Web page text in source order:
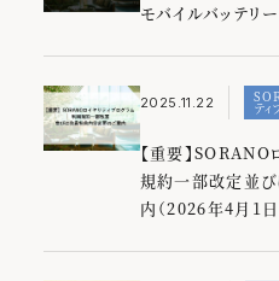
イベント
インフォメーション
お知らせ
スパ
レストラン＆バー
プレスリリース
モバイルバッテリ
2025.11.22 テ
【重要】SORANO
規約一部改定並
内（2026年4月1日